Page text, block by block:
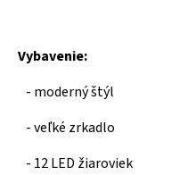
Vybavenie:
- moderný štýl
- veľké zrkadlo
- 12 LED žiaroviek